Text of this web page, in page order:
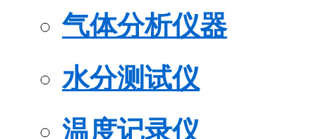
气体分析仪器
水分测试仪
温度记录仪